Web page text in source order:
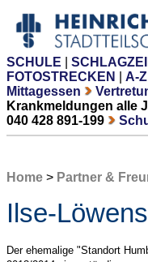
SCHULE
FOTOSTRECKEN
A-Z
Mittagessen
Krankmeldungen alle
040 428 891-199
Home > Partner &
Ilse-
Der ehemalige "Standort